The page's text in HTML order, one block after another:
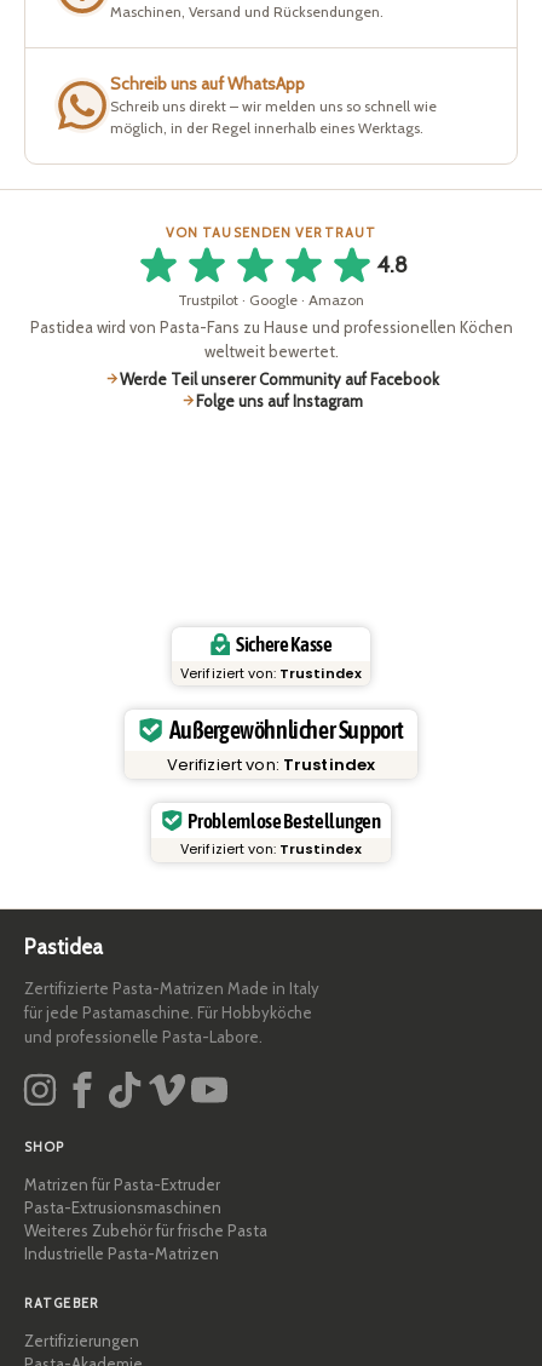
Maschinen, Versand und Rücksendungen.
Schreib uns auf WhatsApp
Schreib uns direkt – wir melden uns so schnell wie
möglich, in der Regel innerhalb eines Werktags.
VON TAUSENDEN VERTRAUT
4.8
Trustpilot · Google · Amazon
Pastidea wird von Pasta-Fans zu Hause und professionellen Köchen
weltweit bewertet.
Werde Teil unserer Community auf Facebook
Folge uns auf Instagram
Sichere Kasse
Verifiziert von: Trustindex
Außergewöhnlicher Support
Verifiziert von: Trustindex
Problemlose Bestellungen
Verifiziert von: Trustindex
Pastidea
Zertifizierte Pasta-Matrizen Made in Italy
für jede Pastamaschine. Für Hobbyköche
und professionelle Pasta-Labore.
SHOP
Matrizen für Pasta-Extruder
Pasta-Extrusionsmaschinen
Weiteres Zubehör für frische Pasta
Industrielle Pasta-Matrizen
RATGEBER
Zertifizierungen